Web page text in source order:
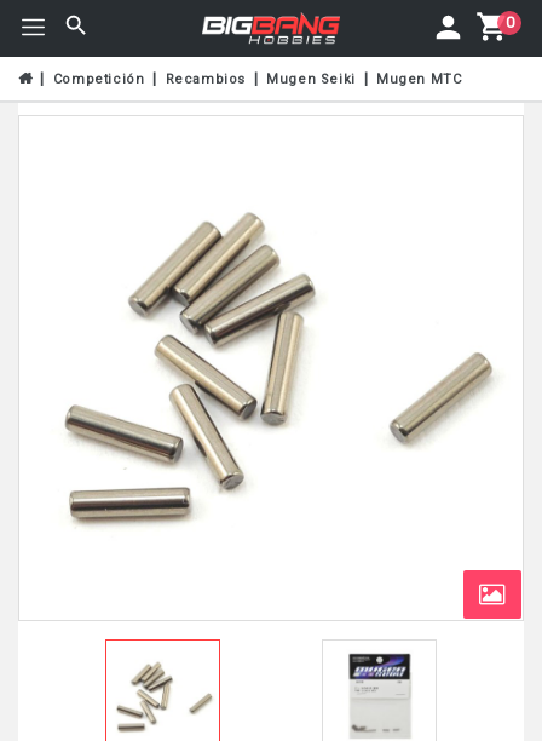
0
Competición Recambios Mugen Seiki Mugen MTC